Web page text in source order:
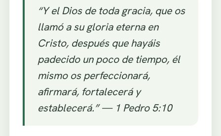
“Y el Dios de toda gracia, que os
llamó a su gloria eterna en
Cristo, después que hayáis
padecido un poco de tiempo, él
mismo os perfeccionará,
afirmará, fortalecerá y
establecerá.”— 1 Pedro 5:10